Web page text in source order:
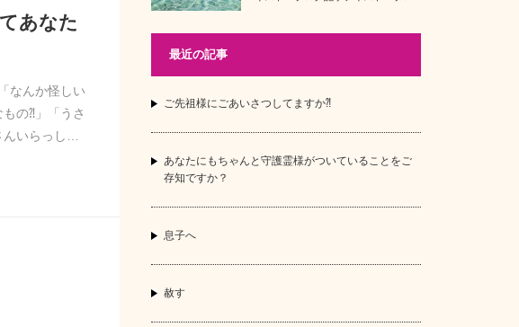
あなた
なんか怪しい
の⁈」「うさ
いらっし…
最近の記事
ご先祖様にごあいさつしてますか⁈
あなたにもちゃんと守護霊様がついていることをご
存知ですか？
息子へ
赦す